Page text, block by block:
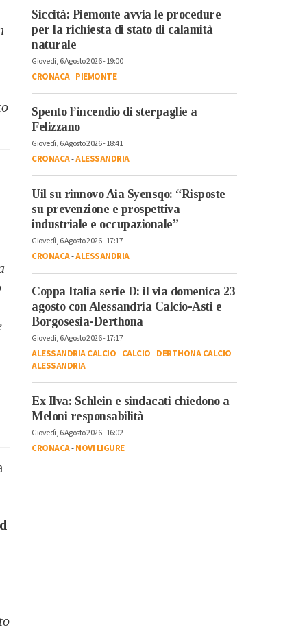
Siccità: Piemonte avvia le procedure
per la richiesta di stato di calamità
naturale
Giovedì, 6 Agosto 2026 - 19:00
CRONACA-PIEMONTE
Spento l’incendio di sterpaglie a
Felizzano
Giovedì, 6 Agosto 2026 - 18:41
CRONACA-ALESSANDRIA
Uil su rinnovo Aia Syensqo: “Risposte
su prevenzione e prospettiva
industriale e occupazionale”
Giovedì, 6 Agosto 2026 - 17:17
CRONACA-ALESSANDRIA
Coppa Italia serie D: il via domenica 23
agosto con Alessandria Calcio-Asti e
Borgosesia-Derthona
Giovedì, 6 Agosto 2026 - 17:17
ALESSANDRIA CALCIO-CALCIO-DERTHONA CALCIO-
ALESSANDRIA
Ex Ilva: Schlein e sindacati chiedono a
Meloni responsabilità
Giovedì, 6 Agosto 2026 - 16:02
CRONACA-NOVI LIGURE